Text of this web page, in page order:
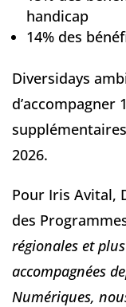
handicap
14% des
Diversidays
d’accompagner
2026.
Pour Iris Avital,
des
régionales et
accompagnées
Numériques,